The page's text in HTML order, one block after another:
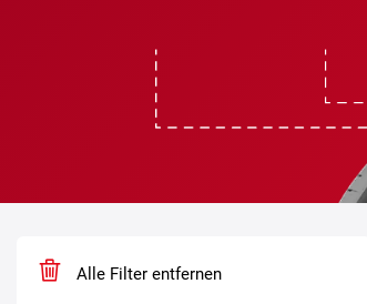
Alle Filter entfernen